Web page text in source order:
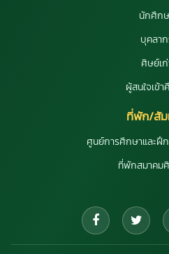
นักศึก
บุคลา
ศิษย์เ
ผู้สนใจเข้
ที่พัก/สัม
ศูนย์การศึกษาและฝึ
ที่พักสมาคม